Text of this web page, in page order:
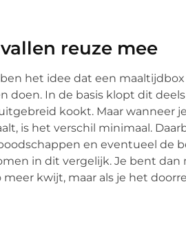
reuze mee
het idee dat een
doen. In de basis klopt dit
kookt. Maar wanneer
is het verschil minimaal.
en eventueel de
in dit vergelijk. Je bent
meer kwijt, maar als je het